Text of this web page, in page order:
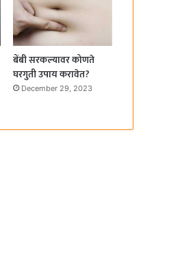
बेंबी सरकल्यावर कोणते
घरगुती उपाय करावेत?
December 29, 2023